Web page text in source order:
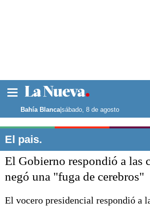
Noticias
La ciudad
Punta Alta
El mundo
Seguridad
Deportes
Escenario
Bahía Blanca|sábado, 8 de agosto
El pais.
El Gobierno respondió a las
negó una "fuga de cerebros"
El vocero presidencial respondió a